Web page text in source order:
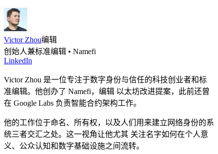
Victor Zhou编辑
创始人兼标准编辑 • Namefi
LinkedIn
Victor Zhou 是一位专注于数字身份与信任的科技创业者和标
准编辑。他创办了 Namefi，编辑 以太坊改进提案，此前还曾
在 Google Labs 负责智能合约架构工作。
他的工作位于命名、所有权，以及人们用来建立网络身份的系
统三者交汇之处。这一视角让他尤其 关注名字如何在个人意
义、公众认知和数字基础设施之间流转。